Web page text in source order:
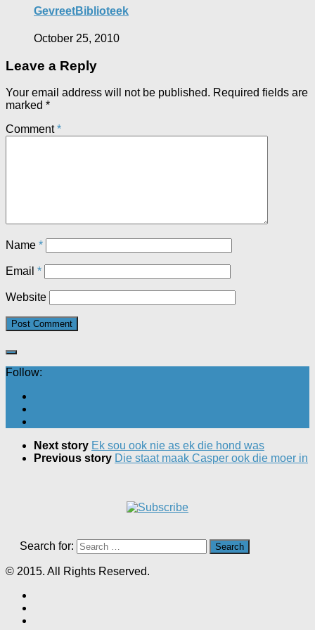
GevreetBiblioteek
October 25, 2010
Leave a Reply
Your email address will not be published. Required fields are
marked *
Comment*
Name *
Email *
Website
Follow:
Next story Ek sou ook nie as ek die hond was
Previous story Die staat maak Casper ook die moer in
Search for:
© 2015. All Rights Reserved.